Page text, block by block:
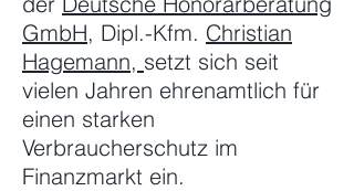
GmbH, Dipl.-Kfm. Christian
Hagemann, setzt sich seit
vielen Jahren ehrenamtlich für
einen starken
Verbraucherschutz im
Finanzmarkt ein.